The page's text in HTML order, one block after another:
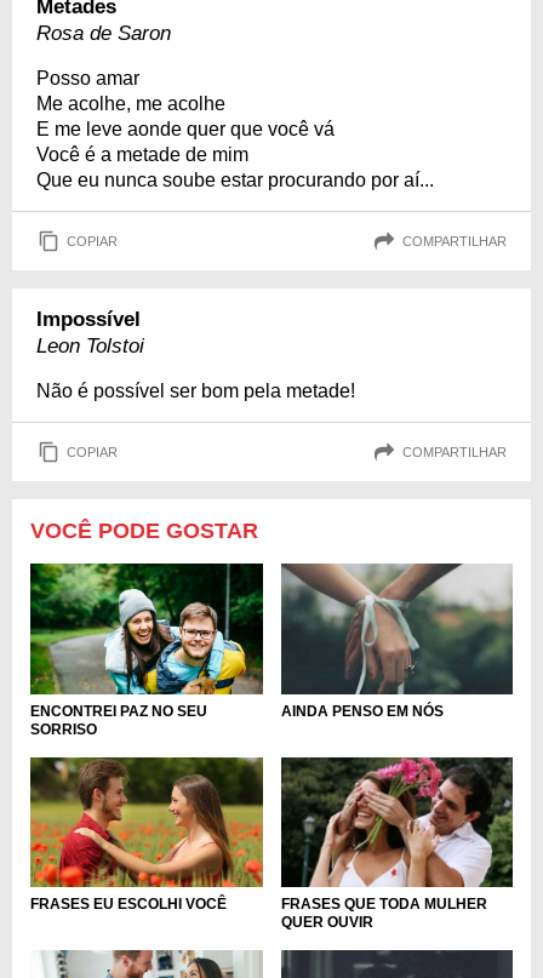
Metades
Rosa de Saron
Posso amar
Me acolhe, me acolhe
E me leve aonde quer que você vá
Você é a metade de mim
Que eu nunca soube estar procurando por aí...
COPIAR COMPARTILHAR
Impossível
Leon Tolstoi
Não é possível ser bom pela metade!
COPIAR COMPARTILHAR
VOCÊ PODE GOSTAR
ENCONTREI PAZ NO SEU
SORRISO
AINDA PENSO EM NÓS
FRASES EU ESCOLHI VOCÊ
FRASES QUE TODA MULHER
QUER OUVIR